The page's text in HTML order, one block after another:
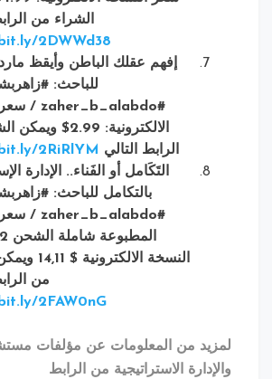
الشراء من الرابط التالي
http://bit.ly/2DWWd38
إفهم عقلك الباطن وأيقظ ماردك النائم
للباحث: #زاهربشيرالعبدو
سعر النسخة
الالكترونية: 2.99$ ويمكن الشراء من
الرابط التالي http://bit.ly/2RiRlYM
التَكَامل أو الفَناء.. الإدارة الإستراتيجية
للباحث: #زاهربشيرالعبدو
سعر النسخة
المطبوعة شاملة الشحن 34,12 $ و
النسخة الالكترونية $ 14,11 ويمكن الشراء
من الرابط التالي
http://bit.ly/2FAW0nG
من المعلومات عن مؤلفات مستشار القيادة
الاستراتيجية من الرابط